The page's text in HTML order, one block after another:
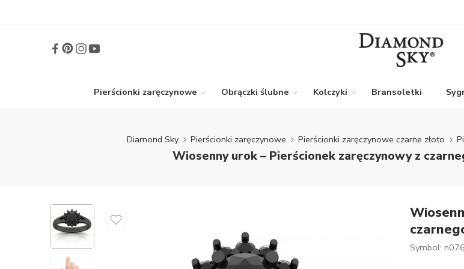
Pierścionki zaręczynowe Obrączki ślubne Kolczyki Bransoletki
Diamond Sky Pierścionki zaręczynowe Pierścionki zaręczynowe czarne złoto
Wiosenny urok – Pierścionek zaręczynowy z
Symbol: